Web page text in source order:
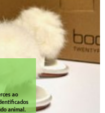
ao
animal.